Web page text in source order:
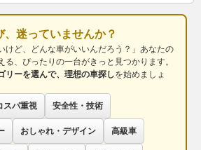
、迷っていませんか？
けど、どんな車がいいんだろう？」あなたの
る、ぴったりの一台がきっと見つかります。
リーを選んで、理想の車探しを始めましょ
スパ重視 安全性・技術
おしゃれ・デザイン 高級車